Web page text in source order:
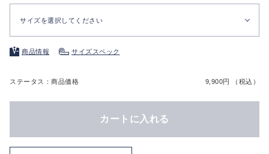
サイズを選択してください
商品情報 サイズスペック
ステータス：商品価格 9,900円 （税込）
カートに入れる